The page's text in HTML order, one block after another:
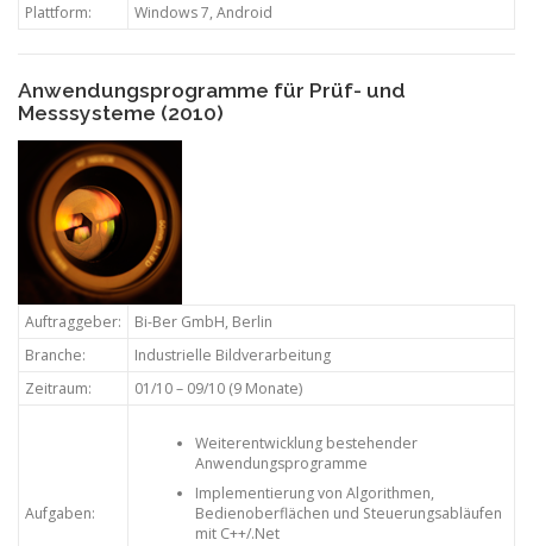
Plattform: Windows 7, Android
Anwendungsprogramme für Prüf- und
Messsysteme (2010)
Auftraggeber:
Bi-Ber GmbH, Berlin
Branche:
Industrielle Bildverarbeitung
Zeitraum:
01/10 – 09/10 (9 Monate)
Aufgaben:
Weiterentwicklung bestehender
Anwendungsprogramme
Implementierung von Algorithmen,
Bedienoberflächen und Steuerungsabläufen
mit C++/.Net